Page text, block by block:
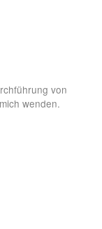
von
wenden.